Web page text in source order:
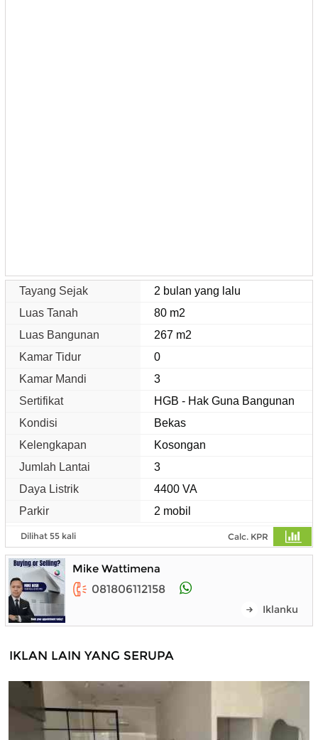
Tayang Sejak
2 bulan yang lalu
Luas Tanah
80 m2
Luas Bangunan
267 m2
Kamar Tidur
0
Kamar Mandi
3
Sertifikat
HGB - Hak Guna Bangunan
Kondisi
Bekas
Kelengkapan
Kosongan
Jumlah Lantai
3
Daya Listrik
4400 VA
Parkir
2 mobil
Dilihat 55 kali Calc. KPR
Mike Wattimena
081806112158
Iklanku
IKLAN LAIN YANG SERUPA